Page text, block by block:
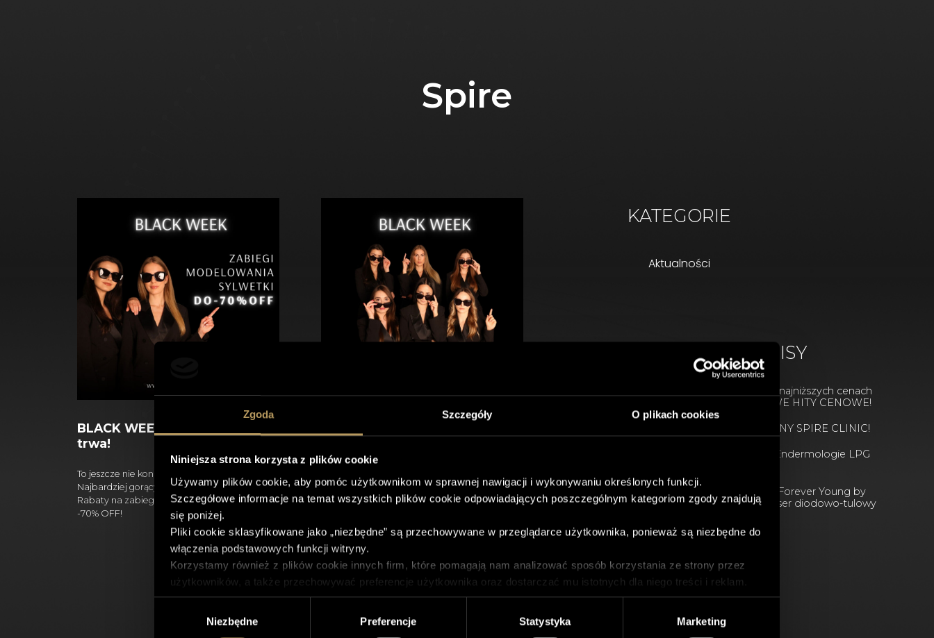
Zgoda Szczegóły O plikach cookies
Niniejsza strona korzysta z plików cookie
Używamy plików cookie, aby pomóc użytkownikom w sprawnej nawigacji i wykonywaniu określonych funkcji.
Szczegółowe informacje na temat wszystkich plików cookie odpowiadających poszczególnym kategoriom zgody znajdują
się poniżej.
Pliki cookie sklasyfikowane jako „niezbędne” są przechowywane w przeglądarce użytkownika, ponieważ są niezbędne do
włączenia podstawowych funkcji witryny.
Korzystamy również z plików cookie innych firm, które pomagają nam analizować sposób korzystania ze strony przez
użytkowników, a także przechowywać preferencje użytkownika oraz dostarczać mu istotnych dla niego treści i reklam.
Tego typu pliki cookie będą przechowywane w przeglądarce tylko za uprzednią zgodą użytkownika.
Można włączyć lub wyłączyć niektóre lub wszystkie te pliki cookie, ale wyłączenie niektórych z nich może wpłynąć na
jakość przeglądania.
Niezbędne Preferencje Statystyka Marketing
Spire
BLACK WEEK w Spire Clinic
trwa!
To jeszcze nie koniec naszych niespodzianek…
Najbardziej gorący tydzień w roku wciąż trwa!
Rabaty na zabiegi modelujące sylwetkę do
-70% OFF!
Clinic!
Najbardziej wyczekiwany tydzień w roku
Wasze ulubione zabiegi z rabatami do -80%
OFF !
Czekamy na Ciebie!
KATEGORIE
Aktualności
NAJNOWSZE WPISY
Wasze ulubione zabiegi w najniższych cenach
w tym roku! URODZINOWE HITY CENOWE!
ŚWIĘTUJEMY 8. URODZINY SPIRE CLINIC!
PREMIERA WIOSENNA! Endermologie LPG
PREMIERA! BBL HEROic Forever Young by
Sciton & zaawansowany laser diodowo-tulowy
TAGI